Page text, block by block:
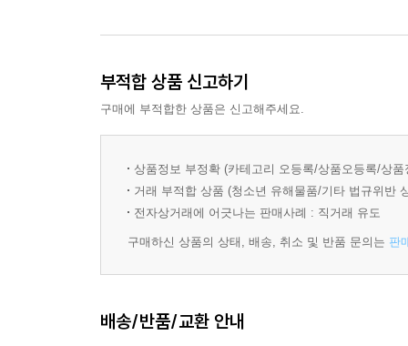
부적합 상품 신고하기
구매에 부적합한 상품은 신고해주세요.
상품정보 부정확 (카테고리 오등록/상품오등록/상
거래 부적합 상품 (청소년 유해물품/기타 법규위반
전자상거래에 어긋나는 판매사례 : 직거래 유도
구매하신 상품의 상태, 배송, 취소 및 반품 문의는 판
배송/반품/교환 안내